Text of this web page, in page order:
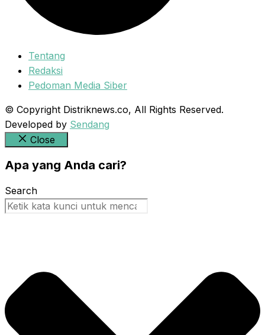
Tentang
Redaksi
Pedoman Media Siber
© Copyright Distriknews.co, All Rights Reserved.
Developed by Sendang
Close
Apa yang Anda cari?
Search